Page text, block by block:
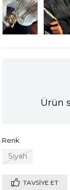
Tükendi
Ürün
Renk
Siyah
TAVSIYE ET